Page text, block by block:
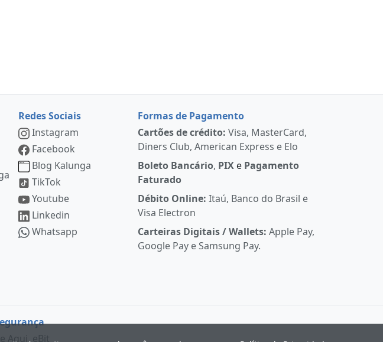
Redes Sociais
Instagram
Facebook
Blog Kalunga
TikTok
Youtube
Linkedin
Whatsapp
Formas de Pagamento
Cartões de crédito: Visa, MasterCard,
Diners Club, American Express e Elo
Boleto Bancário, PIX e Pagamento
Faturado
Débito Online: Itaú, Banco do Brasil e
Visa Electron
Carteiras Digitais / Wallets:Apple Pay,
Google Pay e Samsung Pay.
Aqui eBit